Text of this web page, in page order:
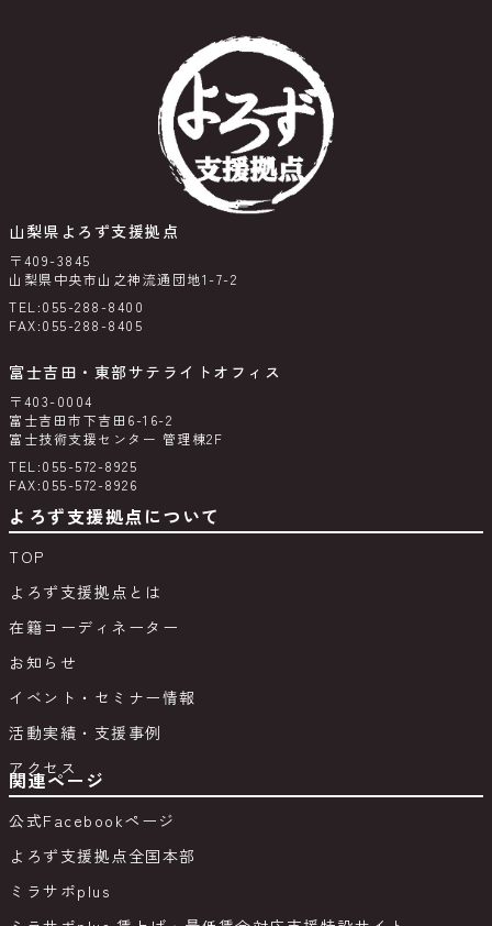
山梨県よろず支援拠点
〒409-3845
山梨県中央市山之神流通団地1-7-2
TEL:055-288-8400
FAX:055-288-8405
富士吉田・東部サテライトオフィス
〒403-0004
富士吉田市下吉田6-16-2
富士技術支援センター 管理棟2F
TEL:055-572-8925
FAX:055-572-8926
よろず支援拠点について
TOP
よろず支援拠点とは
在籍コーディネーター
お知らせ
イベント・セミナー情報
活動実績・支援事例
アクセス
関連ページ
公式Facebookページ
よろず支援拠点全国本部
ミラサポplus